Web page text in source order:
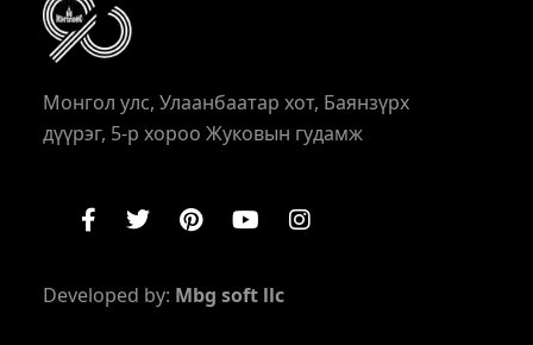
Монгол улс, Улаанбаатар хот, Баянзүрх
дүүрэг, 5-р хороо Жуковын гудамж
Developed by: Mbg soft llc